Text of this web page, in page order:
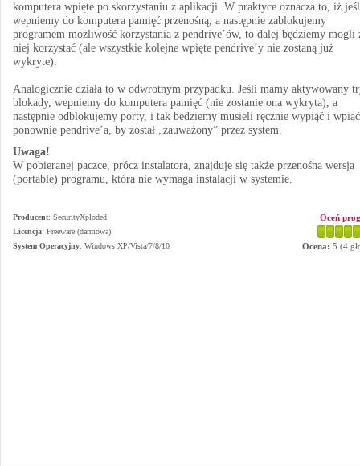
komputera wpięte po skorzystaniu z aplikacji. W praktyce oznacza to, iż
wepniemy do komputera pamięć przenośną, a następnie zablokujemy
programem możliwość korzystania z pendrive’ów, to dalej będziemy mogli
niej korzystać (ale wszystkie kolejne wpięte pendrive’y nie zostaną już
wykryte).
Analogicznie działa to w odwrotnym przypadku. Jeśli mamy aktywowany
blokady, wepniemy do komputera pamięć (nie zostanie ona wykryta), a
następnie odblokujemy porty, i tak będziemy musieli ręcznie wypiąć i wpiąć
ponownie pendrive’a, by został „zauważony” przez system.
Uwaga!
W pobieranej paczce, prócz instalatora, znajduje się także przenośna wersja
(portable) programu, która nie wymaga instalacji w systemie.
Producent: SecurityXploded
Licencja: Freeware (darmowa)
System Operacyjny: Windows XP/Vista/7/8/10
Oceń
Ocena: 5 (4